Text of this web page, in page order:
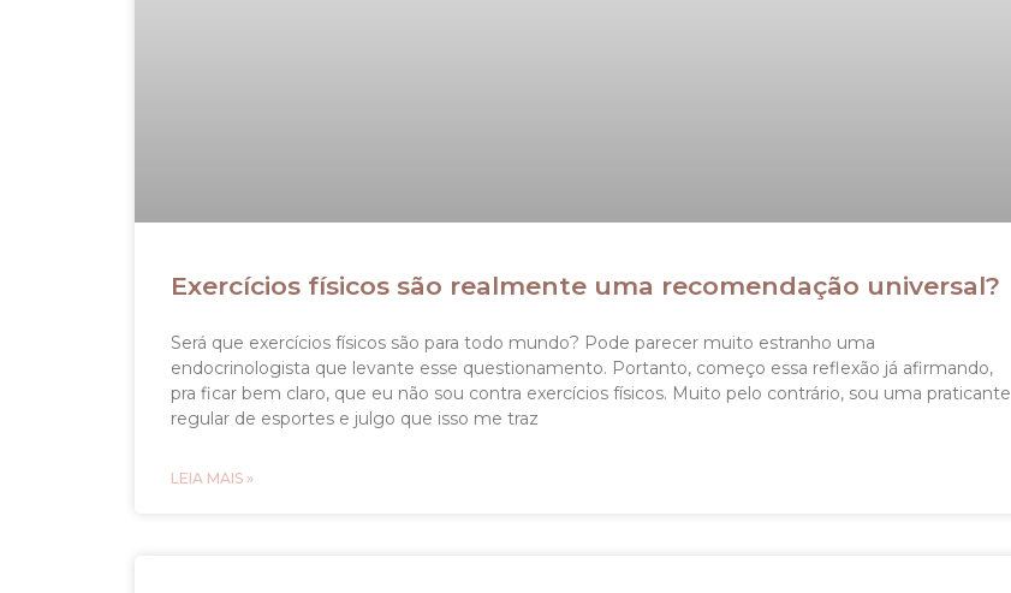
Exercícios físicos são realmente uma recomendação universal?
Será que exercícios físicos são para todo mundo? Pode parecer muito estranho uma
endocrinologista que levante esse questionamento. Portanto, começo essa reflexão já afirmando,
pra ficar bem claro, que eu não sou contra exercícios físicos. Muito pelo contrário, sou uma praticante
regular de esportes e julgo que isso me traz
LEIA MAIS »